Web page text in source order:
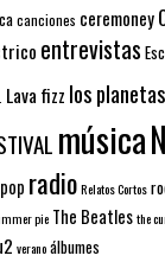
canciones ceremoney
entrevistas
Lava fizz los planetas
música
pop radioRelatos Cortos
pie The Beatlesthe
veranoálbumes